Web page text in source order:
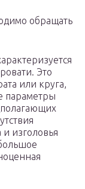
обращать
Это
или круга,
параметры
изголовья